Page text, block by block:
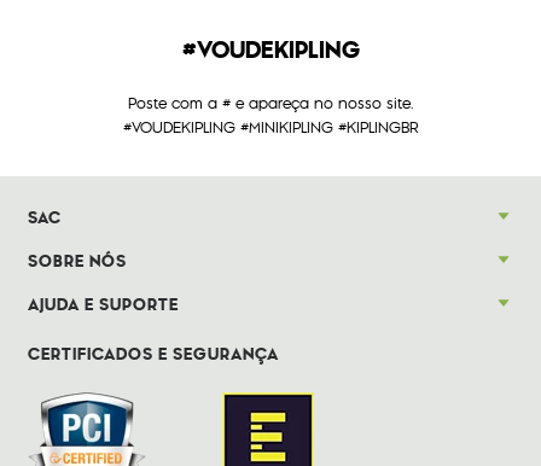
#VOUDEKIPLING
Poste com a # e apareça no nosso site.
#VOUDEKIPLING #MINIKIPLING #KIPLINGBR
SAC
SOBRE NÓS
AJUDA E SUPORTE
CERTIFICADOS E SEGURANÇA